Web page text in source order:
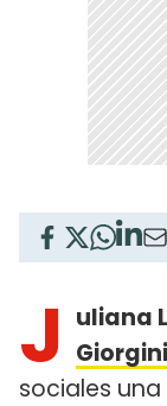
J uliana
Giorgini
sociales